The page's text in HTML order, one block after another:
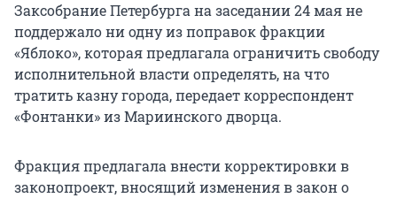
Заксобрание Петербурга на заседании 24 мая не
поддержало ни одну из поправок фракции
«Яблоко», которая предлагала ограничить свободу
исполнительной власти определять, на что
тратить казну города, передает корреспондент
«Фонтанки» из Мариинского дворца.
Фракция предлагала внести корректировки в
законопроект, вносящий изменения в закон о